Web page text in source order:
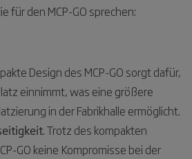
für den MCP-GO sprechen:
Design des MCP-GO sorgt dafür,
einnimmt, was eine größere
in der Fabrikhalle ermöglicht.
. Trotz des kompakten
GO keine Kompromisse bei der